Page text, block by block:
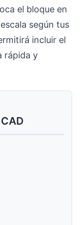
el bloque en
según tus
incluir el
rápida y